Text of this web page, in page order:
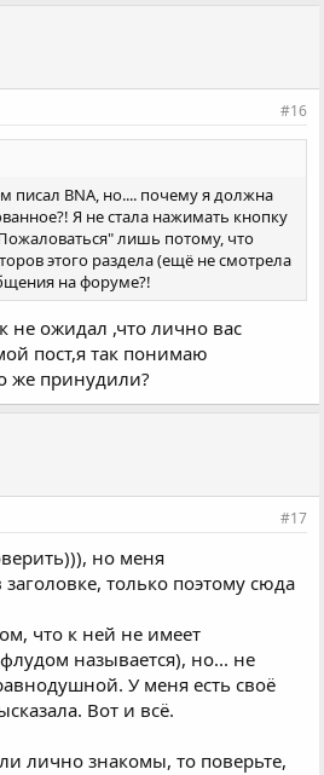
#16
писал BNA, но.... почему я должна
Я не стала нажимать кнопку
лишь потому, что
этого раздела (ещё не смотрела
на форуме?!
не ожидал ,что лично вас
пост,я так понимаю
же принудили?
#17
но меня
заголовке, только поэтому сюда
что к ней не имеет
называется), но... не
У меня есть своё
Вот и всё.
лично знакомы, то поверьте,